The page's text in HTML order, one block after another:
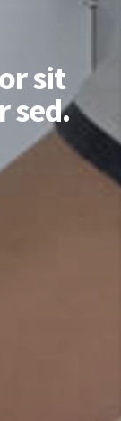
sit
sed.